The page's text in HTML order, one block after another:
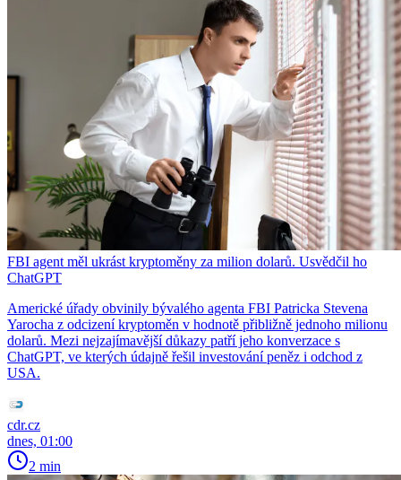
FBI agent měl ukrást kryptoměny za milion dolarů. Usvědčil ho
ChatGPT
Americké úřady obvinily bývalého agenta FBI Patricka Stevena
Yarocha z odcizení kryptoměn v hodnotě přibližně jednoho milionu
dolarů. Mezi nejzajímavější důkazy patří jeho konverzace s
ChatGPT, ve kterých údajně řešil investování peněz i odchod z
USA.
cdr.cz
dnes, 01:00
2 min